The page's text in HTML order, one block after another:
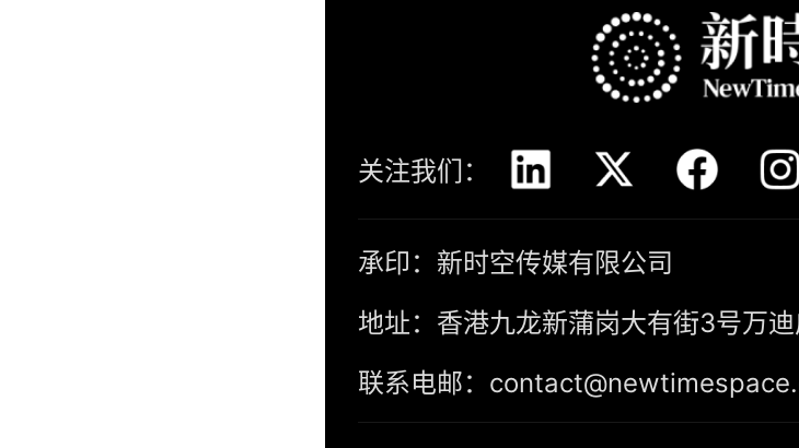
关注我们：
承印：新时空传媒有限公司
地址：香港九龙新蒲岗大有街3号万
联系电邮：